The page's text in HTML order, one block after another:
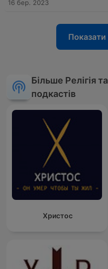
16 бер. 2023
Показати
Більше Релігія
подкастів
Христос